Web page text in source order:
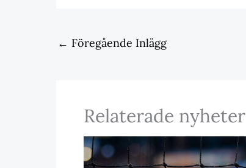
← Föregående Inlägg
Relaterade nyheter